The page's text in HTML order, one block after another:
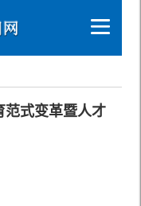
范式变革暨人才